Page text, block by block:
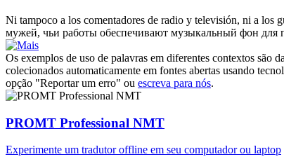
Ni tampoco a los comentadores de radio y televisión, ni a los
мужей, чьи работы обеспечивают музыкальный фон для
Os exemplos de uso de palavras em diferentes contextos são
colecionados automaticamente em fontes abertas usando
opção "Reportar um erro" ou escreva para nós.
PROMT Professional NMT
Experimente um tradutor offline em seu computador ou laptop